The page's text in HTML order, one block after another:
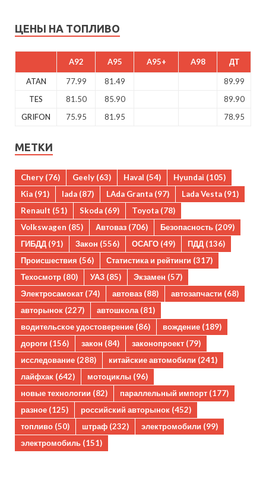
ЦЕНЫ НА ТОПЛИВО
A92 A95 A95+ A98 ДТ
ATAN 77.99 81.49
89.99
TES
81.50 85.90
89.90
GRIFON
75.95 81.95 78.95
МЕТКИ
Chery (76) Geely (63) Haval (54) Hyundai (105)
Kia (91) lada (87) LAda Granta (97) Lada Vesta (91)
Renault (51) Skoda (69) Toyota (78)
Volkswagen (85) Автоваз (706) Безопасность (209)
ГИБДД (91) Закон (556) ОСАГО (49) ПДД (136)
Происшествия (56) Статистика и рейтинги (317)
Техосмотр (80) УАЗ (85) Экзамен (57)
Электросамокат (74) автоваз (88) автозапчасти (68)
авторынок (227) автошкола (81)
водительское удостоверение (86) вождение (189)
дороги (156) закон (84) законопроект (79)
исследование (288) китайские автомобили (241)
лайфхак (642) мотоциклы (96)
новые технологии (82) параллельный импорт (177)
разное (125) российский авторынок (452)
топливо (50) штраф (232) электромобили (99)
электромобиль (151)